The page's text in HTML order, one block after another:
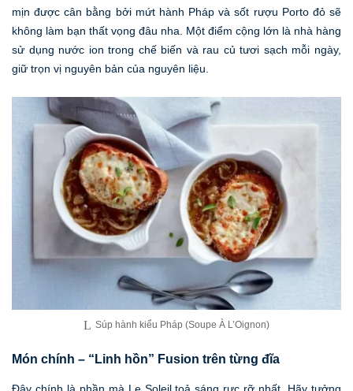
mịn được cân bằng bởi mứt hành Pháp và sốt rượu Porto đỏ sẽ
không làm bạn thất vọng đâu nha. Một điểm cộng lớn là nhà hàng
sử dụng nước ion trong chế biến và rau củ tươi sạch mỗi ngày,
giữ trọn vị nguyên bản của nguyên liệu.
Súp hành kiểu Pháp (Soupe À L’Oignon)
Món chính – “Linh hồn” Fusion trên từng đĩa